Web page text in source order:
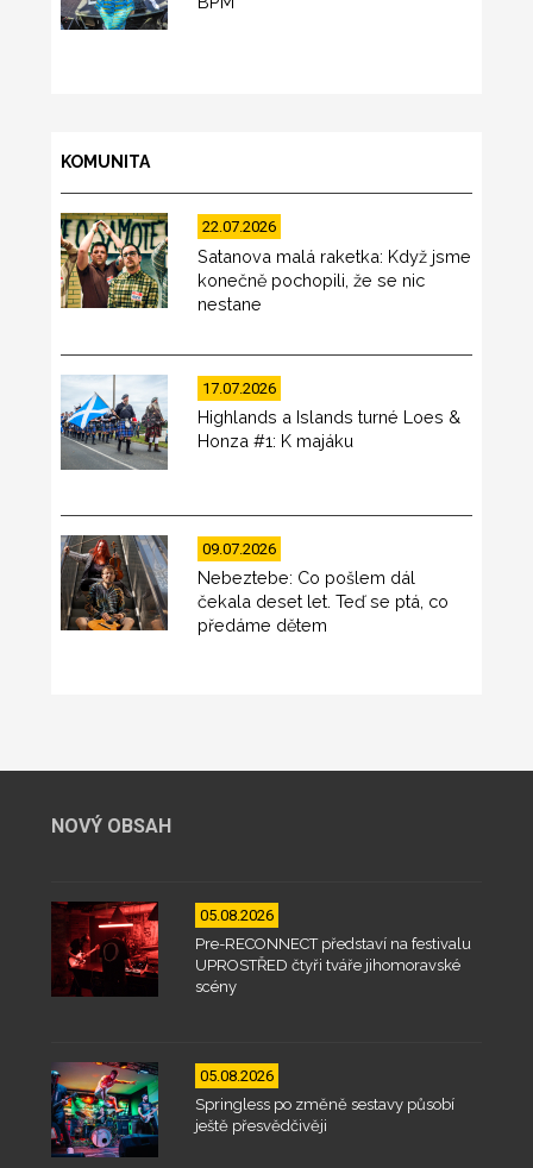
KOMUNITA
22.07.2026
Satanova malá raketka: Když jsme
konečně pochopili, že se nic
nestane
17.07.2026
Highlands a Islands turné Loes &
Honza #1: K majáku
09.07.2026
Nebeztebe: Co pošlem dál
čekala deset let. Teď se ptá, co
předáme dětem
NOVÝ OBSAH
05.08.2026
Pre-RECONNECT představí na festivalu
UPROSTŘED čtyři tváře jihomoravské
scény
05.08.2026
Springless po změně sestavy působí
ještě přesvědčivěji